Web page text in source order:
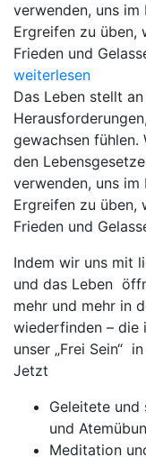
verwenden, uns im
Ergreifen zu üben,
Frieden und
weiterlesen
Das Leben stellt
gewachsen fühlen.
den
verwenden, uns im
Ergreifen zu üben,
Frieden und
Indem wir uns mit
und das Leben
mehr und mehr in
wiederfinden – die
unser „Frei Sein“
Jetzt
Geleitete
und
Meditation